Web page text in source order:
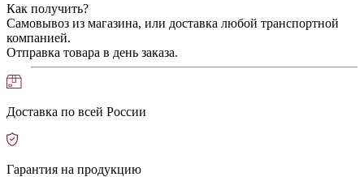
Как получить?
Самовывоз из магазина, или доставка любой транспортной
компанией.
Отправка товара в день заказа.
Доставка по всей России
Гарантия на продукцию